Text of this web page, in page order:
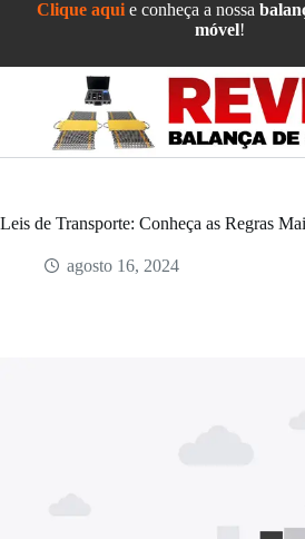
conteúdo
Clique aqui e conheça a nossa
móvel!
Leis de Transporte: Conheça as Regras
agosto 16, 2024